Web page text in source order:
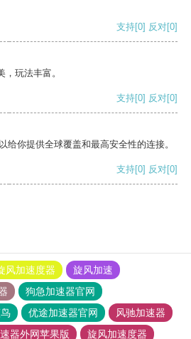
支持[0] 反对[0]
玩法丰富。
支持[0] 反对[0]
给你提供全球覆盖和最高安全性的连接。
支持[0] 反对[0]
风加速度器
旋风加速
狗急加速器官网
优途加速器官网
风驰加速器
器外网苹果版 旋风加速度器